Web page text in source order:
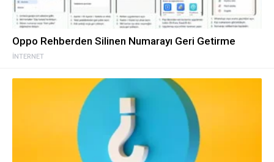
İNTERNET
Oppo Rehberden Silinen Numarayı Geri Getirme